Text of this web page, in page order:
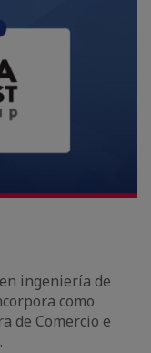
ingeniería de
como
de Comercio e